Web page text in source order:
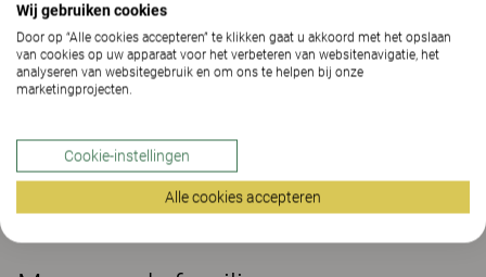
Wij gebruiken cookies
Door op “Alle cookies accepteren” te klikken gaat u akkoord met het opslaan
van cookies op uw apparaat voor het verbeteren van websitenavigatie, het
analyseren van websitegebruik en om ons te helpen bij onze
marketingprojecten.
Cookie-instellingen
Alle cookies accepteren